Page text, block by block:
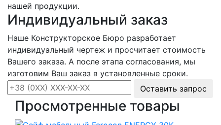
нашей продукции.
Индивидуальный заказ
Наше Конструкторское Бюро разработает
индивидуальный чертеж и просчитает стоимость
Вашего заказа. А после этапа согласования, мы
изготовим Ваш заказ в установленные сроки.
Оставить запрос
Просмотренные товары